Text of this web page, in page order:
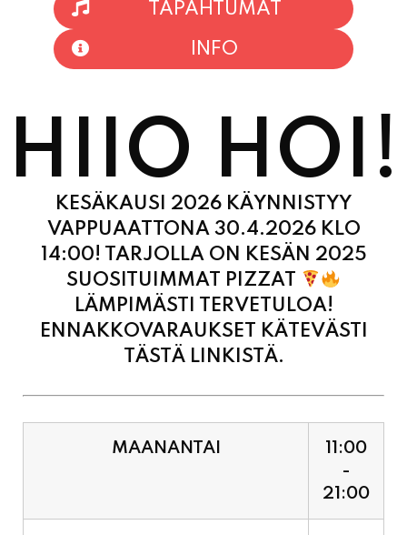
TAPAHTUMAT
INFO
HIIO HOI!
KESÄKAUSI 2026 KÄYNNISTYY
VAPPUAATTONA 30.4.2026 KLO
14:00! TARJOLLA ON KESÄN 2025
SUOSITUIMMAT PIZZAT
LÄMPIMÄSTI TERVETULOA!
ENNAKKOVARAUKSET KÄTEVÄSTI
TÄSTÄ LINKISTÄ.
MAANANTAI
11:00
-
21:00